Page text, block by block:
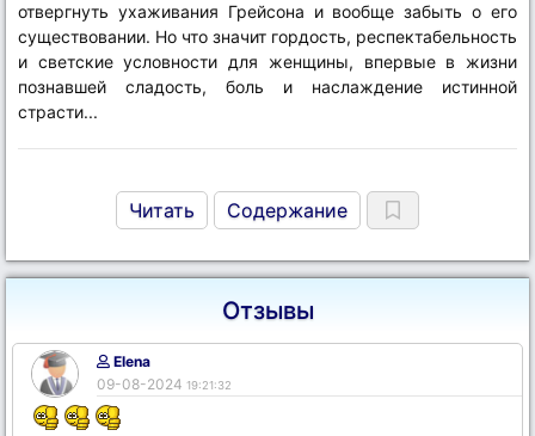
отвергнуть ухаживания Грейсона и вообще забыть о его
существовании. Но что значит гордость, респектабельность
и светские условности для женщины, впервые в жизни
познавшей сладость, боль и наслаждение истинной
страсти...
Читать Содержание
Отзывы
Elena
09-08-2024 19:21:32